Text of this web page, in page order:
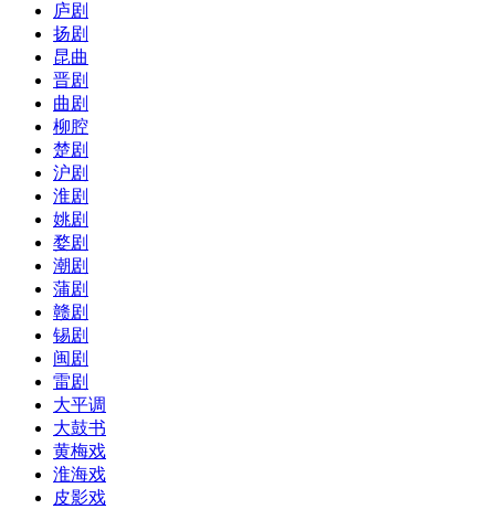
庐剧
扬剧
昆曲
晋剧
曲剧
柳腔
楚剧
沪剧
淮剧
姚剧
婺剧
潮剧
蒲剧
赣剧
锡剧
闽剧
雷剧
大平调
大鼓书
黄梅戏
淮海戏
皮影戏